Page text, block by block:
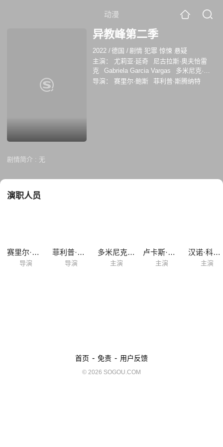
动漫
异教峰第二季
2022 / 德国 /剧情 犯罪 惊悚 悬疑
主演：
尤莉亚·延奇
尼古拉斯·奥夫恰雷
克
Gabriela Garcia Vargas
多米尼克·马
库斯·辛格
Christina Cervenka
克里斯托
导演： 赛里尔·鲍斯 菲利普·斯腾纳特
剧情简介 : 无
演职人员
赛里尔·鲍斯
导演
菲利普·斯腾纳特
导演
多米尼克·马库斯·辛格
主演
卢卡斯·格雷戈霍威茨
主演
汉诺·科夫勒
主演
首页 - 免责 - 用户反馈
© 2026 SOGOU.COM